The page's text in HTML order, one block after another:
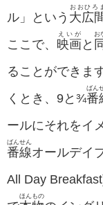
ル」という 大広
おおひろ
ここで、 映画
えいが
と 同
お
ることができます
くとき、9と¾番
ばん
ールにそれをイ
番線
ばんせん
オールデイ
All Day
ほんもの